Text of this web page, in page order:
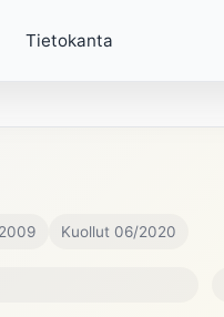
Tietokanta
Kuollut 06/2020